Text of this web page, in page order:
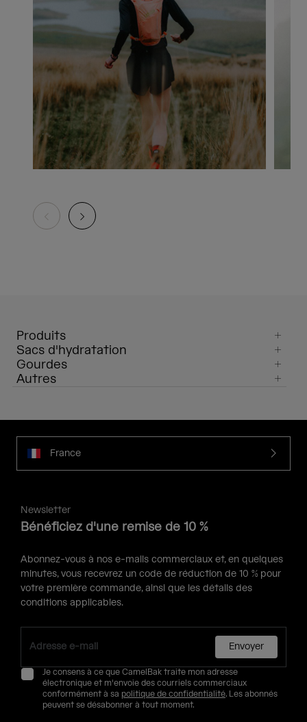
Produits
Sacs d'hydratation
Gourdes
Autres
France
Newsletter
Bénéficiez d'une remise de 10 %
Abonnez-vous à nos e-mails commerciaux et, en quelques
minutes, vous recevrez un code de réduction de 10 % pour
votre première commande, ainsi que les détails des
conditions applicables.
Envoyer
Je consens à ce que CamelBak traite mon adresse
électronique et m'envoie des courriels commerciaux
conformément à sa politique de confidentialité. Les abonnés
peuvent se désabonner à tout moment.